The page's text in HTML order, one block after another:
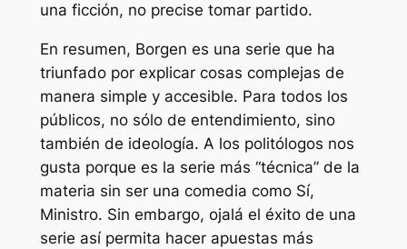
una ficción, no precise tomar partido.
En resumen, Borgen es una serie que ha
triunfado por explicar cosas complejas de
manera simple y accesible. Para todos los
públicos, no sólo de entendimiento, sino
también de ideología. A los politólogos nos
gusta porque es la serie más “técnica” de la
materia sin ser una comedia como Sí,
Ministro. Sin embargo, ojalá el éxito de una
serie así permita hacer apuestas más